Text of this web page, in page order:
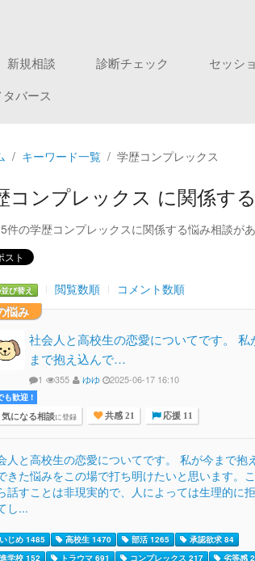
新規相談 診断チェック セッシ
バース
キーワード一覧 学歴コンプレックス
コンプレックス に関係す
件の学歴コンプレックスに関係する悩み相談があ
び替え 閲覧数順
コメント数順
悩み
社会人と高校生の恋愛についてです。 私
まで抱え込んで…
1 355 ゆゆ 2025-06-17 16:10
も歓迎 !
気になる相談に登録 共感 21 応援 11
人と高校生の恋愛についてです。 私が今まで抱
きた悩みをこの場で打ち明けたいと思います。
話すことは非現実的で、人によっては生理的に
し...
じめ 1485 高校生 1470 部活 1265
承認欲求 84
学校 152
トラウマ 691 コンプレックス 217
劣等感